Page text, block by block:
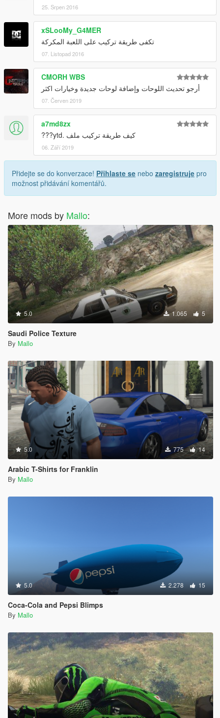
25. Srpen 2016
xSLooMy_G4MER
تكفى طريقة تركيب على اللعبة المكركة
07. Listopad 2016
CMORH WBS
أرجو تحديث اللوحات وإضافة لوحات جديدة وخيارات اكثر
07. Červen 2019
a7md8zx
كيف طريقة تركيب ملف .ytd???
06. Září 2019
Přidejte se do konverzace! Přihlaste se nebo zaregistruje pro
možnost přidávání komentářů.
More mods by Mallo:
5.0 1.065 5
Saudi Police Texture
By Mallo
5.0 775 14
Arabic T-Shirts for Franklin
By Mallo
5.0 2.278 15
Coca-Cola and Pepsi Blimps
By Mallo